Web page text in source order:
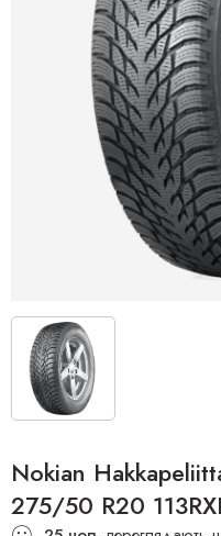
Nokian
275/50 R20